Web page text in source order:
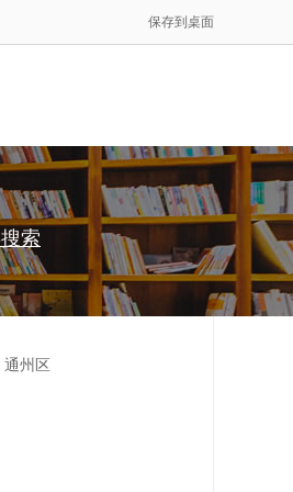
保存到桌面
索
通州区